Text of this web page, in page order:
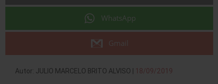
WhatsApp
Gmail
Autor: JULIO MARCELO BRITO ALVISO | 18/09/2019